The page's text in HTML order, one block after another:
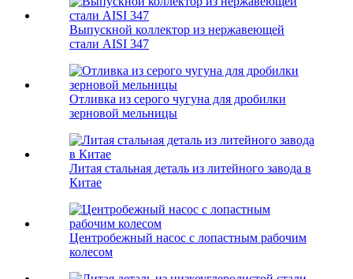
Выпускной коллектор из нержавеющей
стали AISI 347
Отливка из серого чугуна для дробилки
зерновой мельницы
Литая стальная деталь из литейного завода в
Китае
Центробежный насос с лопастным рабочим
колесом